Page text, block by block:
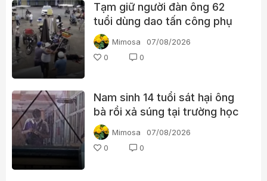
Tạm giữ người đàn ông 62
tuổi dùng dao tấn công phụ
nữ giữa chợ
Mimosa
07/08/2026
0
0
Nam sinh 14 tuổi sát hại ông
bà rồi xả súng tại trường học
Thái Lan
Mimosa
07/08/2026
0
0